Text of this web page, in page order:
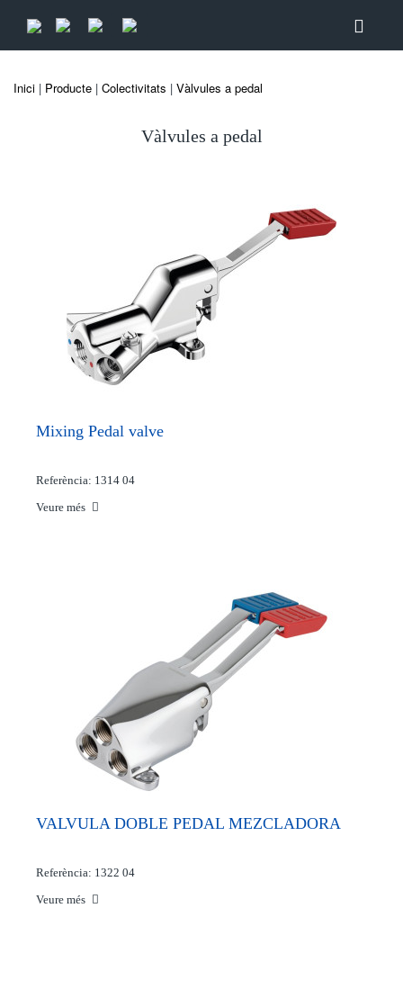
Inici | Producte | Colectivitats | Vàlvules a pedal
Vàlvules a pedal
Mixing Pedal valve
Referència: 1314 04
Veure més
VALVULA DOBLE PEDAL MEZCLADORA
Referència: 1322 04
Veure més